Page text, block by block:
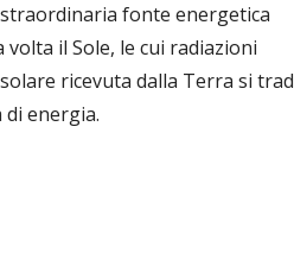
fonte energetica
volta il Sole, le cui radiazioni
ricevuta dalla Terra si
energia.